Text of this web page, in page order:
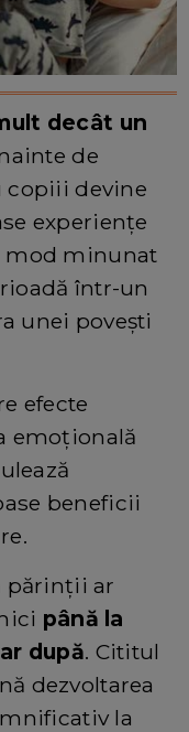
decât un
de
copiii devine
experiențe
mod minunat
într-un
unei povești
efecte
emoțională
beneficii
părinții ar
până la
după. Cititul
dezvoltarea
la